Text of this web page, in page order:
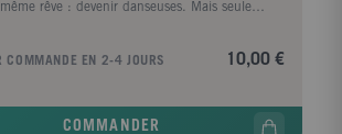
rêve : devenir danseuses. Mais seule
noire, ce que signifie appartenir, ce que
COMMANDE EN 2-4 JOURS 10,00 €
COMMANDER